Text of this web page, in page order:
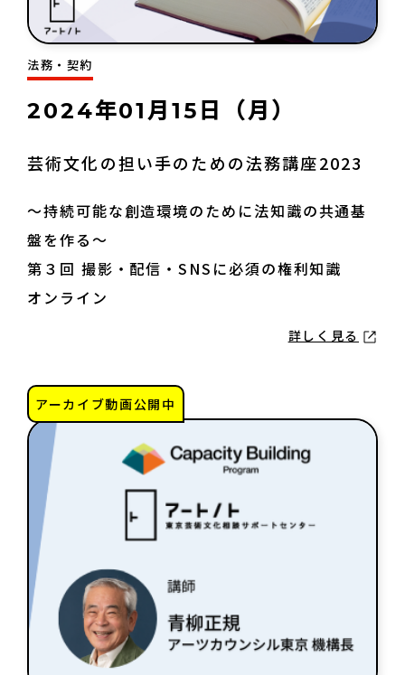
法務・契約
2024年01月15日（月）
芸術文化の担い手のための法務講座2023
～持続可能な創造環境のために法知識の共通基
盤を作る～
第３回 撮影・配信・SNSに必須の権利知識
オンライン
詳しく見る
アーカイブ動画公開中